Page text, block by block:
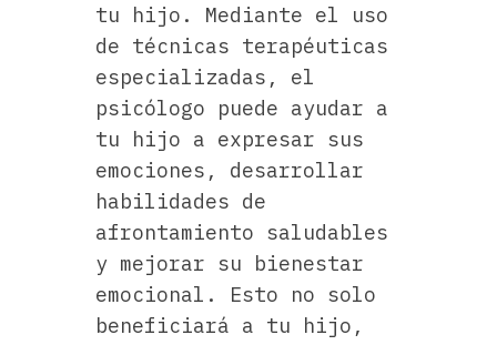
tu hijo. Mediante el uso
de técnicas terapéuticas
especializadas, el
psicólogo puede ayudar a
tu hijo a expresar sus
emociones, desarrollar
habilidades de
afrontamiento saludables
y mejorar su bienestar
emocional. Esto no solo
beneficiará a tu hijo,